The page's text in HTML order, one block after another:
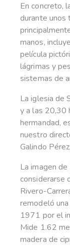
En concreto,
durante unos
manos,
película
lágrimas y
sistemas de
La iglesia de
y a las 20,30
hermandad,
nuestro
Galindo
La imagen
considerarse
Rivero-
remodeló
1971 por el
Mide 1.62
madera de